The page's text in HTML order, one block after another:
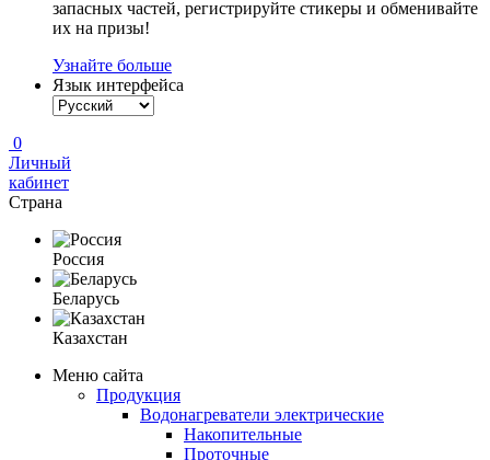
запасных частей, регистрируйте стикеры и обменивайте
их на призы!
Узнайте больше
Язык интерфейса
0
Личный
кабинет
Страна
Россия
Беларусь
Казахстан
Меню сайта
Продукция
Водонагреватели электрические
Накопительные
Проточные